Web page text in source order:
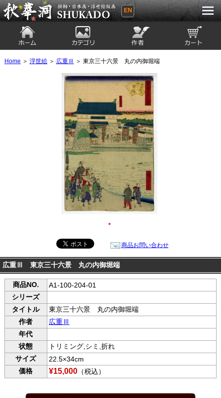
秋華洞 SHUKADO 掛軸・日本画・浮世
EN
Home ＞ 浮世絵＞ 広重Ⅲ ＞ 東京三十六景 丸の内御堀端
●
商品お問い合わせ
広重Ⅲ 東京三十六景 丸の内御堀端
商品NO.
A1-100-204-01
シリーズ
タイトル
東京三十六景 丸の内御堀端
作者
広重Ⅲ
年代
状態
トリミング,シミ,折れ
サイズ
22.5×34cm
価格
¥15,000（税込）